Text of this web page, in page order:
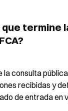
termine
la consulta
recibidas y
de entrada en